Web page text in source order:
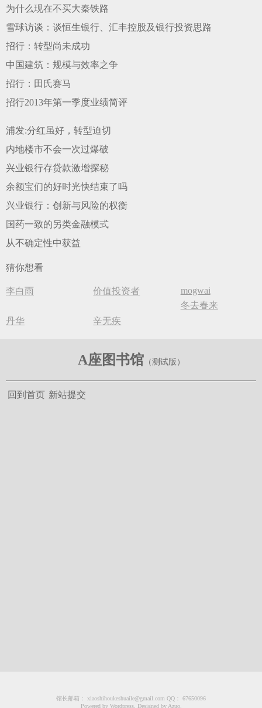
为什么现在不买大秦铁路
雪球访谈：谈恒生银行、汇丰控股及银行投资思路
招行：转型尚未成功
中国建筑：规模与效率之争
招行：田氏赛马
招行2013年第一季度业绩简评
浦发:分红虽好，转型迫切
内地楼市不会一次过爆破
兴业银行存贷款激增探秘
余额宝们的好时光快结束了吗
兴业银行：创新与风险的权衡
国药一致的另类金融模式
从不确定性中获益
猜你想看
李白雨 价值投资者
mogwai
冬去春来
丹华
辛无疾
A座图书馆
回到首页 新站提交
馆长邮箱： xiaoshihoukeshuaile@gmail.com QQ： 67650096
Powered by Wordpress, Designed by Azuo.